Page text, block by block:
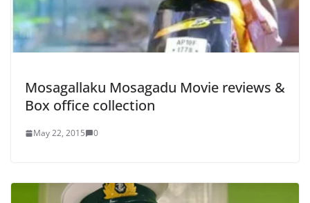
Mosagallaku Mosagadu Movie reviews &
Box office collection
May 22, 2015 0